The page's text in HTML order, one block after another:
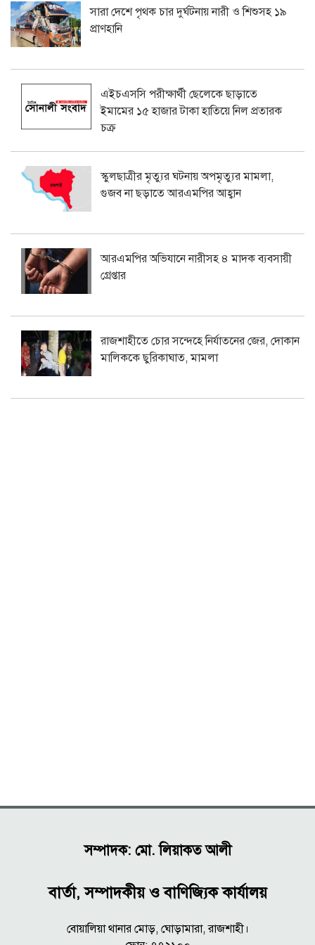
সারা দেশে পৃথক চার দুর্ঘটনায় নারী ও শিশুসহ ১৯
প্রাণহানি
এইচএসসি পরীক্ষার্থী ছেলেকে ছাড়াতে
ইমামের ১৫ হাজার টাকা হাতিয়ে নিল প্রতারক
চক্র
স্কুলছাত্রীর মৃত্যুর ঘটনায় অপমৃত্যুর মামলা,
গুজব না ছড়াতে আরএমপির আহ্বান
আরএমপির অভিযানে নারীসহ ৪ মাদক ব্যবসায়ী
গ্রেপ্তার
রাজশাহীতে চোর সন্দেহে নির্যাতনের জের, দোকান
মালিককে ছুরিকাঘাত, মামলা
সম্পাদক: মো. লিয়াকত আলী
বার্তা, সম্পাদকীয় ও বাণিজ্যিক কার্যালয়
বোয়ালিয়া থানার মোড়, ঘোড়ামারা, রাজশাহী।